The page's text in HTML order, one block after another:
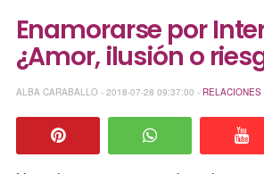
Enamorarse por
¿Amor, ilusión o
ALBA CARABALLO - 2018-07-28 09:37:00 - RELACIONES